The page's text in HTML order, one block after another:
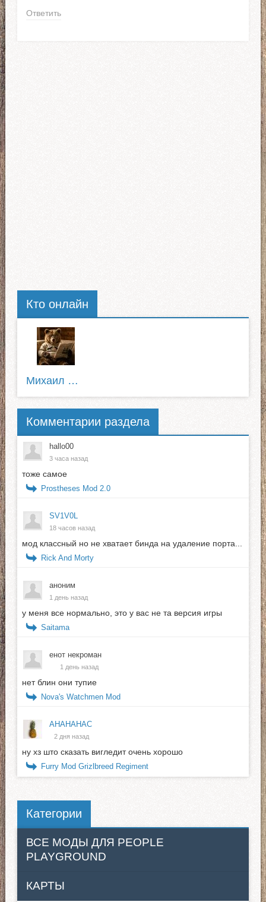
Ответить
Кто онлайн
Михаил Пирожков
Комментарии раздела
hallo00
3 часа назад
тоже самое
Prostheses Mod 2.0
SV1V0L
18 часов назад
мод классный но не хватает бинда на удаление порта...
Rick And Morty
аноним
1 день назад
у меня все нормально, это у вас не та версия игры
Saitama
енот некроман
1 день назад
нет блин они тупие
Nova's Watchmen Mod
АНАНАНАС
2 дня назад
ну хз што сказать вигледит очень хорошо
Furry Mod Grizlbreed Regiment
Категории
ВСЕ МОДЫ ДЛЯ PEOPLE
PLAYGROUND
КАРТЫ